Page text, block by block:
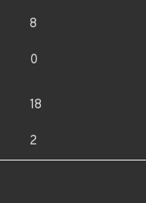
8
0
18
2